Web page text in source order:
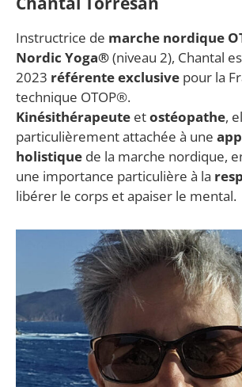
Instructrice de marche nordique
Nordic Yoga®(niveau 2), Chantal
2023 référente exclusive pour la
technique OTOP®.
Kinésithérapeute etostéopathe,
particulièrement attachée à une
holistique de la marche nordique,
une importance particulière à la
libérer le corps et apaiser le mental.